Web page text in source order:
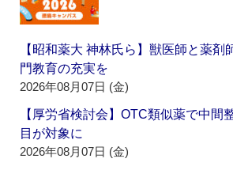
【昭和薬大 神林氏ら】獣医師と薬剤
門教育の充実を
2026年08月07日 (金)
【厚労省検討会】OTC類似薬で中間
目が対象に
2026年08月07日 (金)